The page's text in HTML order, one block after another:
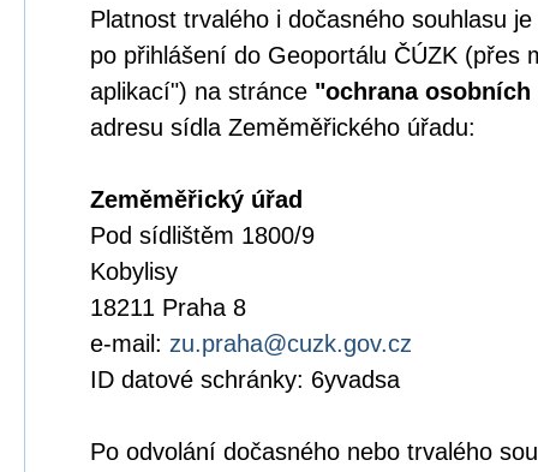
Platnost trvalého i dočasného souhlasu
po přihlášení do Geoportálu ČÚZK (přes
aplikací") na stránce "ochrana osobních
adresu sídla Zeměměřického úřadu:
Zeměměřický úřad
Pod sídlištěm 1800/9
Kobylisy
18211 Praha 8
e-mail: zu.praha@cuzk.gov.cz
ID datové schránky: 6yvadsa
Po odvolání dočasného nebo trvalého